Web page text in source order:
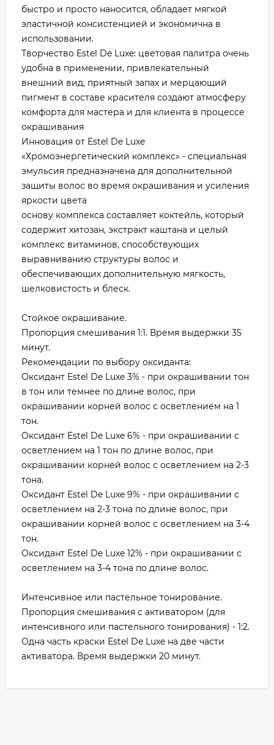
быстро и просто наносится, обладает мягкой
эластичной консистенцией и экономична в
использовании.
Творчество Estel De Luxe: цветовая палитра очень
удобна в применении, привлекательный
внешний вид, приятный запах и мерцающий
пигмент в составе красителя создают атмосферу
комфорта для мастера и для клиента в процессе
окрашивания
Инновация от Estel De Luxe
«Хромоэнергетический комплекс» - специальная
эмульсия предназначена для дополнительной
защиты волос во время окрашивания и усиления
яркости цвета
основу комплекса составляет коктейль, который
содержит хитозан, экстракт каштана и целый
комплекс витаминов, способствующих
выравниванию структуры волос и
обеспечивающих дополнительную мягкость,
шелковистость и блеск.
Стойкое окрашивание.
Пропорция смешивания 1:1. Время выдержки 35
минут.
Рекомендации по выбору оксиданта:
Оксидант Estel De Luxe 3% - при окрашивании тон
в тон или темнее по длине волос, при
окрашивании корней волос с осветлением на 1
тон.
Оксидант Estel De Luxe 6% - при окрашивании с
осветлением на 1 тон по длине волос, при
окрашивании корней волос с осветлением на 2-3
тона.
Оксидант Estel De Luxe 9% - при окрашивании с
осветлением на 2-3 тона по длине волос, при
окрашивании корней волос с осветлением на 3-4
тон.
Оксидант Estel De Luxe 12% - при окрашивании с
осветлением на 3-4 тона по длине волос.
Интенсивное или пастельное тонирование.
Пропорция смешивания с активатором (для
интенсивного или пастельного тонирования) - 1:2.
Одна часть краски Estel De Luxe на две части
активатора. Время выдержки 20 минут.